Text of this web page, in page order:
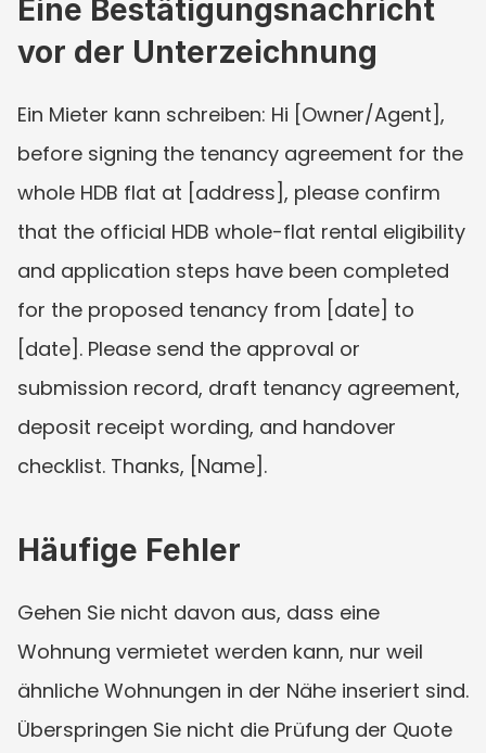
Eine Bestätigungsnachricht
vor der Unterzeichnung
Ein Mieter kann schreiben: Hi [Owner/Agent],
before signing the tenancy agreement for the
whole HDB flat at [address], please confirm
that the official HDB whole-flat rental eligibility
and application steps have been completed
for the proposed tenancy from [date] to
[date]. Please send the approval or
submission record, draft tenancy agreement,
deposit receipt wording, and handover
checklist. Thanks, [Name].
Häufige Fehler
Gehen Sie nicht davon aus, dass eine
Wohnung vermietet werden kann, nur weil
ähnliche Wohnungen in der Nähe inseriert sind.
Überspringen Sie nicht die Prüfung der Quote